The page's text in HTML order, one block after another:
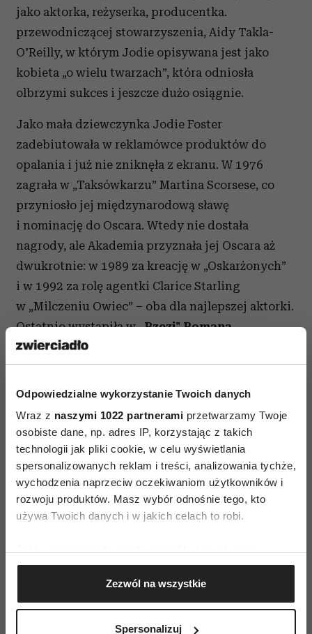
Odpowiedzialne wykorzystanie Twoich danych
Wraz z naszymi 1022 partnerami przetwarzamy Twoje
osobiste dane, np. adres IP, korzystając z takich
technologii jak pliki cookie, w celu wyświetlania
spersonalizowanych reklam i treści, analizowania tychże,
wychodzenia naprzeciw oczekiwaniom użytkowników i
rozwoju produktów. Masz wybór odnośnie tego, kto
używa Twoich danych i w jakich celach to robi.
Gromadzić dane dotyczące Twojej lokalizacji
geograficznej z dokładnością nawet do kilku metrów
Identyfikować Twoje urządzenie, aktywnie
Zezwól na wszystkie
Spersonalizuj
jako aktorka, reżyserka, producentka.
przewodniczącej stowarzyszenia, Aidy Takla-
O'Reilly, w którym Jodie opisywana jest jako
kobieta „o wielu twarzach”, która odniosła
olbrzymi sukces i jeszcze dużo osiągnie.
Jako mała dziewczynka Jodie Foster
zadebiutowała w reklamówce produktów do
opalania i już nie zniknęła z ekranu. W 1976
zagrała w „Taksówkarzu” Martina Scorsese, co
przyniosło jej międzynarodową sławę
i nominację do Oscara. Wtedy nie dostała
nagrody, ale Akademia przyznała jej Oscara aż
dwukrotnie: w 1989 za kreację w „Oskarżonych”
i w 1992 za rolę agentki Clarice Starling
w „Milczeniu Owiec” – oba dla najlepszej aktorki.
Ostatnio wystąpiła w„Rzezi" Romana
Polańskiego.
filmy, prowadzi także studio produkcyjne.
W przeszłości honorowy Złoty Glob trafił m.in. do
rąk Roberta DeNiro, Barbry Streisand, Ala Pacino.